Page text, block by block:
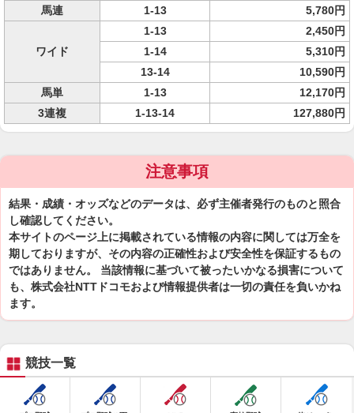
馬連
1-13 5,780円
ワイド
1-13
2,450円
1-14
5,310円
13-14
10,590円
馬単
1-13
12,170円
3連複
1-13-14 127,880円
注意事項
結果・成績・オッズなどのデータは、必ず主催者発行のものと照合
し確認してください。
本サイトのページ上に掲載されている情報の内容に関しては万全を
期しておりますが、その内容の正確性および安全性を保証するもの
ではありません。 当該情報に基づいて被ったいかなる損害について
も、株式会社NTTドコモおよび情報提供者は一切の責任を負いかね
ます。
競技一覧